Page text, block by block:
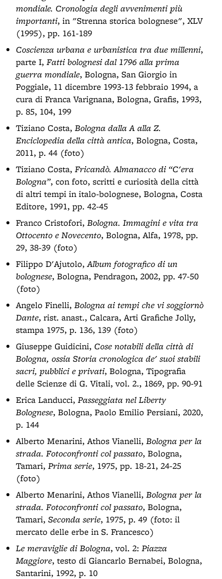
mondiale. Cronologia degli avvenimenti più
importanti, in "Strenna storica bolognese", XLV
(1995), pp. 161-189
Coscienza urbana e urbanistica tra due millenni,
parte I, Fatti bolognesi dal 1796 alla prima
guerra mondiale, Bologna, San Giorgio in
Poggiale, 11 dicembre 1993-13 febbraio 1994, a
cura di Franca Varignana, Bologna, Grafis, 1993,
p. 85, 104, 199
Tiziano Costa, Bologna dalla A alla Z.
Enciclopedia della città antica, Bologna, Costa,
2011, p. 44 (foto)
Tiziano Costa, Fricandò. Almanacco di “C'era
Bologna”, con foto, scritti e curiosità della città
di altri tempi in italo-bolognese, Bologna, Costa
Editore, 1991, pp. 42-45
Franco Cristofori, Bologna. Immagini e vita tra
Ottocento e Novecento, Bologna, Alfa, 1978, pp.
29, 38-39 (foto)
Filippo D'Ajutolo,Album fotografico di un
bolognese, Bologna, Pendragon, 2002, pp. 47-50
(foto)
Angelo Finelli, Bologna ai tempi che vi soggiornò
Dante, rist. anast., Calcara, Arti Grafiche Jolly,
stampa 1975, p. 136, 139 (foto)
Giuseppe Guidicini, Cose notabili della città di
Bologna, ossia Storia cronologica de' suoi stabili
sacri, pubblici e privati, Bologna, Tipografia
delle Scienze di G. Vitali, vol. 2., 1869, pp. 90-91
Erica Landucci, Passeggiata nel Liberty
Bolognese, Bologna, Paolo Emilio Persiani, 2020,
p. 144
Alberto Menarini, Athos Vianelli, Bologna per la
strada. Fotoconfronti col passato, Bologna,
Tamari, Prima serie, 1975, pp. 18-21, 24-25
(foto)
Alberto Menarini, Athos Vianelli, Bologna per la
strada. Fotoconfronti col passato, Bologna,
Tamari, Seconda serie, 1975, p. 49 (foto: il
mercato delle erbe in S. Francesco)
Le meraviglie di Bologna, vol. 2: Piazza
Maggiore, testo di Giancarlo Bernabei, Bologna,
Santarini, 1992, p. 10